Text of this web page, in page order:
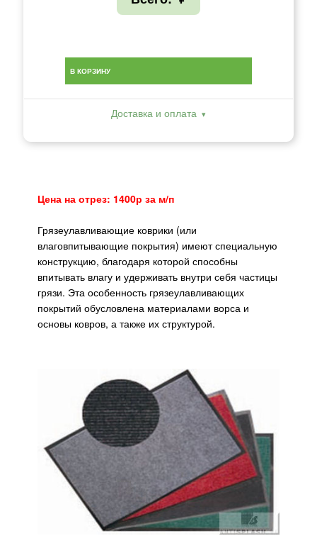
В КОРЗИНУ
Доставка и оплата
Цена на отрез: 1400р за м/п
Грязеулавливающие коврики (или
влаговпитывающие покрытия) имеют специальную
конструкцию, благодаря которой способны
впитывать влагу и удерживать внутри себя частицы
грязи. Эта особенность грязеулавливающих
покрытий обусловлена материалами ворса и
основы ковров, а также их структурой.